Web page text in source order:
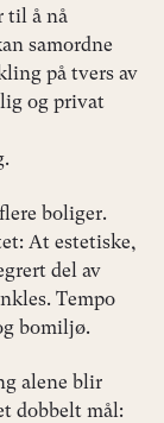
til å nå
samordne
på tvers av
og privat
boliger.
At estetiske,
del av
Tempo
bomiljø.
alene blir
dobbelt mål: